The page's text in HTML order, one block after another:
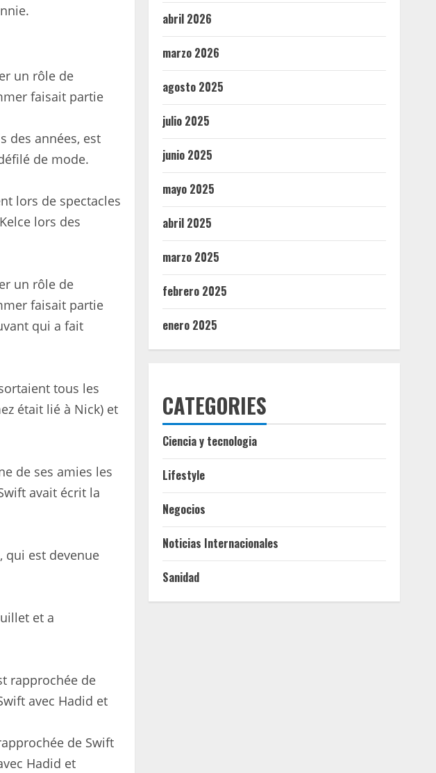
un rôle de
faisait partie
des années, est
de mode.
lors de spectacles
lors des
un rôle de
faisait partie
qui a fait
tous les
était lié à Nick) et
de ses amies les
avait écrit la
qui est devenue
et a
de Swift
Hadid et
abril 2026
marzo 2026
agosto 2025
julio 2025
junio 2025
mayo 2025
abril 2025
marzo 2025
febrero 2025
enero 2025
CATEGORIES
Ciencia y tecnologia
Lifestyle
Negocios
Noticias Internacionales
Sanidad